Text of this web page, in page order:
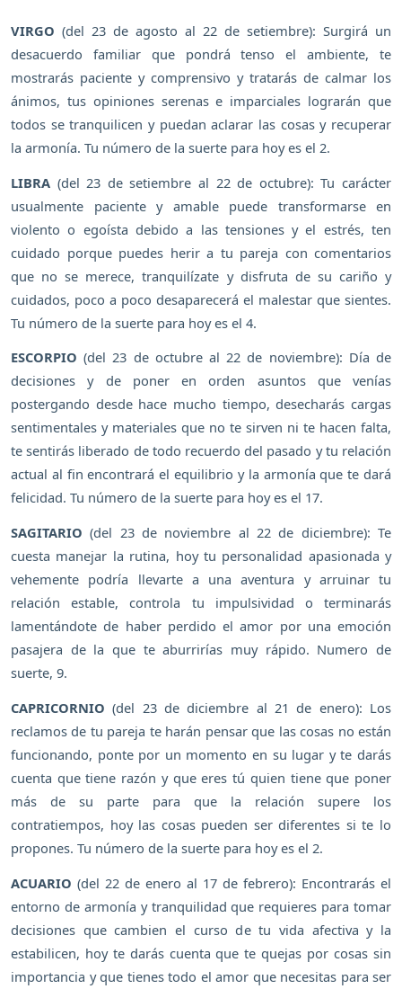
VIRGO (del 23 de agosto al 22 de setiembre): Surgirá un
desacuerdo familiar que pondrá tenso el ambiente, te
mostrarás paciente y comprensivo y tratarás de calmar los
ánimos, tus opiniones serenas e imparciales lograrán que
todos se tranquilicen y puedan aclarar las cosas y recuperar
la armonía. Tu número de la suerte para hoy es el 2.
LIBRA (del 23 de setiembre al 22 de octubre): Tu carácter
usualmente paciente y amable puede transformarse en
violento o egoísta debido a las tensiones y el estrés, ten
cuidado porque puedes herir a tu pareja con comentarios
que no se merece, tranquilízate y disfruta de su cariño y
cuidados, poco a poco desaparecerá el malestar que sientes.
Tu número de la suerte para hoy es el 4.
ESCORPIO (del 23 de octubre al 22 de noviembre): Día de
decisiones y de poner en orden asuntos que venías
postergando desde hace mucho tiempo, desecharás cargas
sentimentales y materiales que no te sirven ni te hacen falta,
te sentirás liberado de todo recuerdo del pasado y tu relación
actual al fin encontrará el equilibrio y la armonía que te dará
felicidad. Tu número de la suerte para hoy es el 17.
SAGITARIO (del 23 de noviembre al 22 de diciembre): Te
cuesta manejar la rutina, hoy tu personalidad apasionada y
vehemente podría llevarte a una aventura y arruinar tu
relación estable, controla tu impulsividad o terminarás
lamentándote de haber perdido el amor por una emoción
pasajera de la que te aburrirías muy rápido. Numero de
suerte, 9.
CAPRICORNIO (del 23 de diciembre al 21 de enero): Los
reclamos de tu pareja te harán pensar que las cosas no están
funcionando, ponte por un momento en su lugar y te darás
cuenta que tiene razón y que eres tú quien tiene que poner
más de su parte para que la relación supere los
contratiempos, hoy las cosas pueden ser diferentes si te lo
propones. Tu número de la suerte para hoy es el 2.
ACUARIO (del 22 de enero al 17 de febrero): Encontrarás el
entorno de armonía y tranquilidad que requieres para tomar
decisiones que cambien el curso de tu vida afectiva y la
estabilicen, hoy te darás cuenta que te quejas por cosas sin
importancia y que tienes todo el amor que necesitas para ser